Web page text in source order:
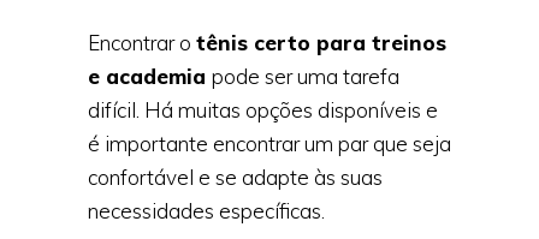
Encontrar o tênis certo para treinos
e academia pode ser uma tarefa
difícil. Há muitas opções disponíveis e
é importante encontrar um par que seja
confortável e se adapte às suas
necessidades específicas.